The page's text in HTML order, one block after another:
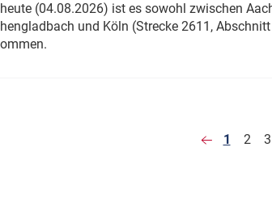
heute (04.08.2026) ist es sowohl zwischen
und Köln (Strecke 2611,
1 2 3